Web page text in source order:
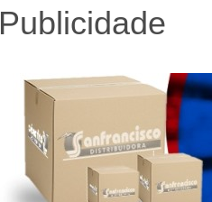
Publicidade